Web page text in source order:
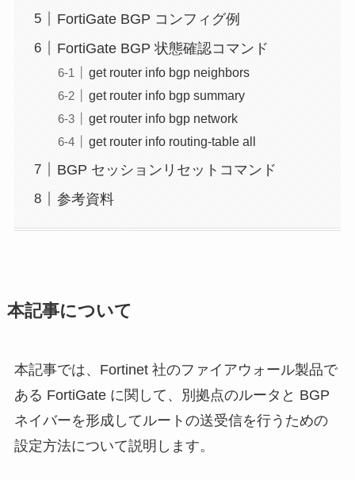
FortiGate BGP コンフィグ例
FortiGate BGP 状態確認コマンド
get router info bgp neighbors
get router info bgp summary
get router info bgp network
get router info routing-table all
BGP セッションリセットコマンド
参考資料
本記事について
本記事では、Fortinet 社のファイアウォール製品で
ある FortiGate に関して、別拠点のルータと BGP
ネイバーを形成してルートの送受信を行うための
設定方法について説明します。